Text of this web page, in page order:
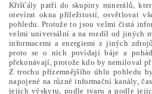
Křišťály patří do skupiny minerálů,
otevírat okna příležitostí, osvětlovat
pohledu. Protože to jsou velmi čistá
velmi universální a na rozdíl od jiných
informacemi a energiemi z jiných
proto se o nich povídají báje a
překonávají, protože kdo by nemiloval
Z trochu přízemnějšího úhlu pohledu
napojené na různé informační kanály,
jejich výskytu, podle tvaru a podle